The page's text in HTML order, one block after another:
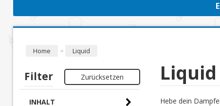
Home Liquid
Hebe dein
Filter Zurücksetzen
INHALT